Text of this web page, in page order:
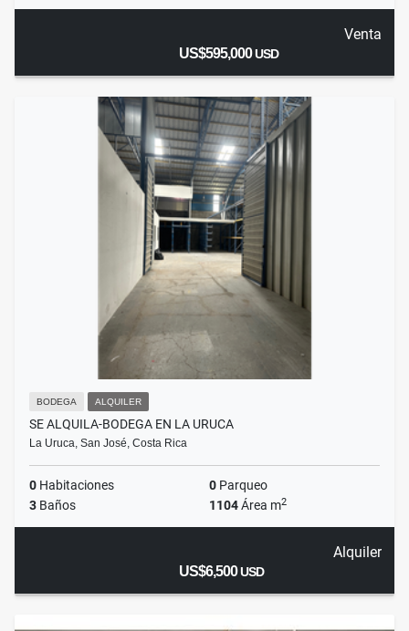
Venta
US$595,000USD
BODEGA ALQUILER
SE ALQUILA-BODEGA EN LA URUCA
La Uruca, San José, Costa Rica
0 Habitaciones 0 Parqueo
3 Baños 1104Área m2
Alquiler
US$6,500USD